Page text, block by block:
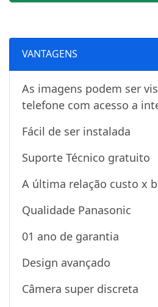
VANTAGENS
As imagens podem ser
telefone com acesso a
Fácil de ser instalada
Suporte Técnico gratuito
A última relação custo x
Qualidade Panasonic
01 ano de garantia
Design avançado
Câmera super discreta